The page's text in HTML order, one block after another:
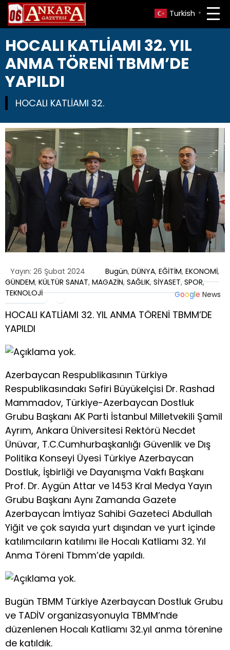
Turkish ▼
HOCALI KATLİAMI 32. YIL
ANMA TÖRENİ TBMM’DE
YAPILDI
HOCALI KATLİAMI 32.
Yayın: 26 Şubat 2024 Bugün, DÜNYA, EĞİTİM, EKONOMİ,
GÜNDEM,KÜLTÜR SANAT, MAGAZİN,SAĞLIK,SİYASET,SPOR,
TEKNOLOJİ
Google News
HOCALI KATLİAMI 32. YIL ANMA TÖRENİ TBMM’DE
YAPILDI
Azerbaycan Respublikasının Türkiyə
Respublikasındakı Səfiri Büyükelçisi Dr. Rashad
Mammadov, Türkiye-Azerbaycan Dostluk
Grubu Başkanı AK Parti İstanbul Milletvekili Şamil
Ayrım, Ankara Üniversitesi Rektörü Necdet
Ünüvar, T.C.Cumhurbaşkanlığı Güvenlik ve Dış
Politika Konseyi Üyesi Türkiye Azerbaycan
Dostluk, İşbirliği ve Dayanışma Vakfı Başkanı
Prof. Dr. Aygün Attar ve 1453 Kral Medya Yayın
Grubu Başkanı Aynı Zamanda Gazete
Azerbaycan İmtiyaz Sahibi Gazeteci Abdullah
Yiğit ve çok sayıda yurt dışından ve yurt içinde
katılımcıların katılımı ile Hocalı Katliamı 32. Yıl
Anma Töreni Tbmm’de yapıldı.
Bugün TBMM Türkiye Azerbaycan Dostluk Grubu
ve TADİV organizasyonuyla TBMM’nde
düzenlenen Hocalı Katliamı 32.yıl anma törenine
de katıldık.